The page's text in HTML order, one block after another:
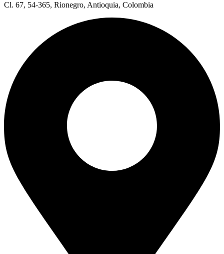
Cl. 67, 54-365, Rionegro, Antioquia, Colombia